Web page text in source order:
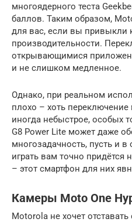
многоядерного теста
баллов. Таким образом,
для вас, если вы привыкли
производительности.
открывающимися
и не слишком медленное.
Однако, при реальном
плохо – хоть
иногда небыстрое, особых
G8 Power Lite может даже
многозадачность, пусть и
играть вам точно
– этот смартфон для них
Камеры Moto One
Motorola не хочет